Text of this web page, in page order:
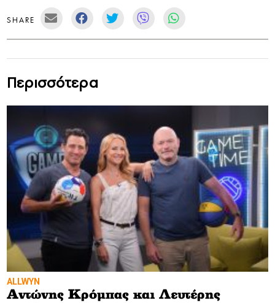
SHARE
Περισσότερα
ALLWYN
Αντώνης Κρόμπας και Λευτέρης